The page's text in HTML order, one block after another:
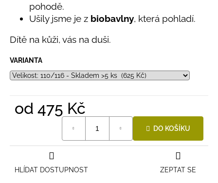
pohodě.
Ušily jsme je z biobavlny, která pohladí.
Dítě na kůži, vás na duši.
VARIANTA
od 475 Kč
DO KOŠÍKU
ZEPTAT SE
HLÍDAT DOSTUPNOST
LETNÍ
KLOBOUČEK
OUŠKY
30
BÍLÝ
395